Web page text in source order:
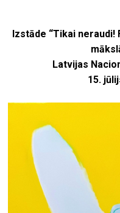
Izstāde “Tikai
Latvijas
15.